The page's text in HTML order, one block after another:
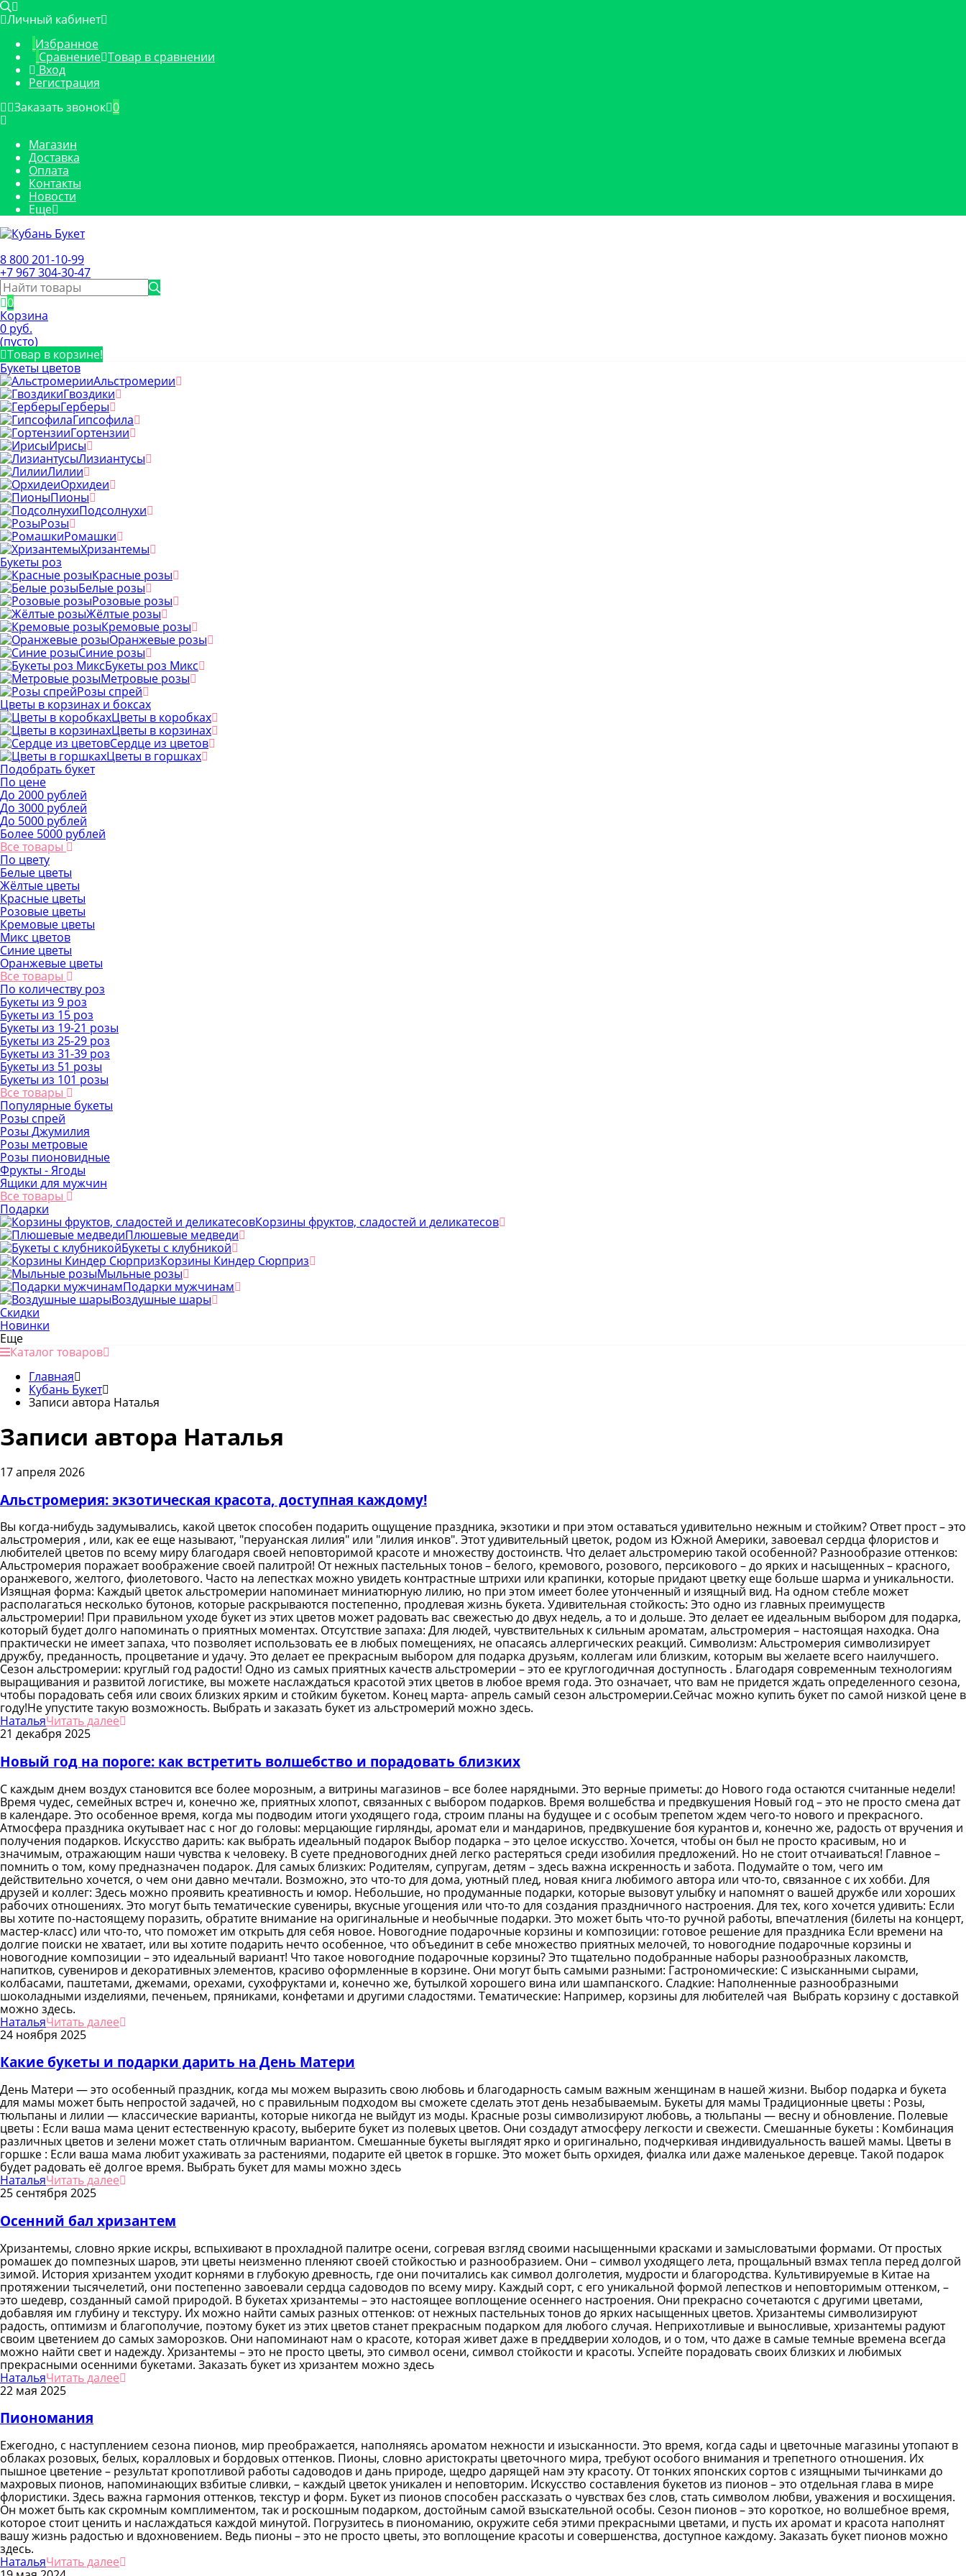
Личный кабинет
Избранное
Сравнение Товар в сравнении
Вход
Регистрация
Заказать звонок 0
Магазин
Доставка
Оплата
Контакты
Новости
Еще
8 800 201-10-99
+7 967 304-30-47
0
Корзина
0 руб.
(пусто)
Товар в корзине!
Букеты цветов
Альстромерии
Гвоздики
Герберы
Гипсофила
Гортензии
Ирисы
Лизиантусы
Лилии
Орхидеи
Пионы
Подсолнухи
Розы
Ромашки
Хризантемы
Букеты роз
Красные розы
Белые розы
Розовые розы
Жёлтые розы
Кремовые розы
Оранжевые розы
Синие розы
Букеты роз Микс
Метровые розы
Розы спрей
Цветы в корзинах и боксах
Цветы в коробках
Цветы в корзинах
Сердце из цветов
Цветы в горшках
Подобрать букет
По цене
До 2000 рублей
До 3000 рублей
До 5000 рублей
Более 5000 рублей
Все товары
По цвету
Белые цветы
Жёлтые цветы
Красные цветы
Розовые цветы
Кремовые цветы
Микс цветов
Синие цветы
Оранжевые цветы
Все товары
По количеству роз
Букеты из 9 роз
Букеты из 15 роз
Букеты из 19-21 розы
Букеты из 25-29 роз
Букеты из 31-39 роз
Букеты из 51 розы
Букеты из 101 розы
Все товары
Популярные букеты
Розы спрей
Розы Джумилия
Розы метровые
Розы пионовидные
Фрукты - Ягоды
Ящики для мужчин
Все товары
Подарки
Корзины фруктов, сладостей и деликатесов
Плюшевые медведи
Букеты с клубникой
Корзины Киндер Сюрприз
Мыльные розы
Подарки мужчинам
Воздушные шары
Скидки
Новинки
Еще
Каталог товаров
Главная
Кубань Букет
Записи автора Наталья
Записи автора Наталья
17 апреля 2026
Альстромерия: экзотическая красота, доступная каждому!
Вы когда-нибудь задумывались, какой цветок способен подарить ощущение праздника, экзотики и при этом оставаться удивительно нежным и стойким? Ответ прост – это
альстромерия , или, как ее еще называют, "перуанская лилия" или "лилия инков". Этот удивительный цветок, родом из Южной Америки, завоевал сердца флористов и
любителей цветов по всему миру благодаря своей неповторимой красоте и множеству достоинств. Что делает альстромерию такой особенной? Разнообразие оттенков:
Альстромерия поражает воображение своей палитрой! От нежных пастельных тонов – белого, кремового, розового, персикового – до ярких и насыщенных – красного,
оранжевого, желтого, фиолетового. Часто на лепестках можно увидеть контрастные штрихи или крапинки, которые придают цветку еще больше шарма и уникальности.
Изящная форма: Каждый цветок альстромерии напоминает миниатюрную лилию, но при этом имеет более утонченный и изящный вид. На одном стебле может
располагаться несколько бутонов, которые раскрываются постепенно, продлевая жизнь букета. Удивительная стойкость: Это одно из главных преимуществ
альстромерии! При правильном уходе букет из этих цветов может радовать вас свежестью до двух недель, а то и дольше. Это делает ее идеальным выбором для подарка,
который будет долго напоминать о приятных моментах. Отсутствие запаха: Для людей, чувствительных к сильным ароматам, альстромерия – настоящая находка. Она
практически не имеет запаха, что позволяет использовать ее в любых помещениях, не опасаясь аллергических реакций. Символизм: Альстромерия символизирует
дружбу, преданность, процветание и удачу. Это делает ее прекрасным выбором для подарка друзьям, коллегам или близким, которым вы желаете всего наилучшего.
Сезон альстромерии: круглый год радости! Одно из самых приятных качеств альстромерии – это ее круглогодичная доступность . Благодаря современным технологиям
выращивания и развитой логистике, вы можете наслаждаться красотой этих цветов в любое время года. Это означает, что вам не придется ждать определенного сезона,
чтобы порадовать себя или своих близких ярким и стойким букетом. Конец марта- апрель самый сезон альстромерии.Сейчас можно купить букет по самой низкой цене в
году!Не упустите такую возможность. Выбрать и заказать букет из альстромерий можно здесь.
НатальяЧитать далее
21 декабря 2025
Новый год на пороге: как встретить волшебство и порадовать близких
С каждым днем воздух становится все более морозным, а витрины магазинов – все более нарядными. Это верные приметы: до Нового года остаются считанные недели!
Время чудес, семейных встреч и, конечно же, приятных хлопот, связанных с выбором подарков. Время волшебства и предвкушения Новый год – это не просто смена дат
в календаре. Это особенное время, когда мы подводим итоги уходящего года, строим планы на будущее и с особым трепетом ждем чего-то нового и прекрасного.
Атмосфера праздника окутывает нас с ног до головы: мерцающие гирлянды, аромат ели и мандаринов, предвкушение боя курантов и, конечно же, радость от вручения и
получения подарков. Искусство дарить: как выбрать идеальный подарок Выбор подарка – это целое искусство. Хочется, чтобы он был не просто красивым, но и
значимым, отражающим наши чувства к человеку. В суете предновогодних дней легко растеряться среди изобилия предложений. Но не стоит отчаиваться! Главное –
помнить о том, кому предназначен подарок. Для самых близких: Родителям, супругам, детям – здесь важна искренность и забота. Подумайте о том, чего им
действительно хочется, о чем они давно мечтали. Возможно, это что-то для дома, уютный плед, новая книга любимого автора или что-то, связанное с их хобби. Для
друзей и коллег: Здесь можно проявить креативность и юмор. Небольшие, но продуманные подарки, которые вызовут улыбку и напомнят о вашей дружбе или хороших
рабочих отношениях. Это могут быть тематические сувениры, вкусные угощения или что-то для создания праздничного настроения. Для тех, кого хочется удивить: Если
вы хотите по-настоящему поразить, обратите внимание на оригинальные и необычные подарки. Это может быть что-то ручной работы, впечатления (билеты на концерт,
мастер-класс) или что-то, что поможет им открыть для себя новое. Новогодние подарочные корзины и композиции: готовое решение для праздника Если времени на
долгие поиски не хватает, или вы хотите подарить нечто особенное, что объединит в себе множество приятных мелочей, то новогодние подарочные корзины и
новогодние композиции – это идеальный вариант! Что такое новогодние подарочные корзины? Это тщательно подобранные наборы разнообразных лакомств,
напитков, сувениров и декоративных элементов, красиво оформленные в корзине. Они могут быть самыми разными: Гастрономические: С изысканными сырами,
колбасами, паштетами, джемами, орехами, сухофруктами и, конечно же, бутылкой хорошего вина или шампанского. Сладкие: Наполненные разнообразными
шоколадными изделиями, печеньем, пряниками, конфетами и другими сладостями. Тематические: Например, корзины для любителей чая Выбрать корзину с доставкой
можно здесь.
НатальяЧитать далее
24 ноября 2025
Какие букеты и подарки дарить на День Матери
День Матери — это особенный праздник, когда мы можем выразить свою любовь и благодарность самым важным женщинам в нашей жизни. Выбор подарка и букета
для мамы может быть непростой задачей, но с правильным подходом вы сможете сделать этот день незабываемым. Букеты для мамы Традиционные цветы : Розы,
тюльпаны и лилии — классические варианты, которые никогда не выйдут из моды. Красные розы символизируют любовь, а тюльпаны — весну и обновление. Полевые
цветы : Если ваша мама ценит естественную красоту, выберите букет из полевых цветов. Они создадут атмосферу легкости и свежести. Смешанные букеты : Комбинация
различных цветов и зелени может стать отличным вариантом. Смешанные букеты выглядят ярко и оригинально, подчеркивая индивидуальность вашей мамы. Цветы в
горшке : Если ваша мама любит ухаживать за растениями, подарите ей цветок в горшке. Это может быть орхидея, фиалка или даже маленькое деревце. Такой подарок
будет радовать её долгое время. Выбрать букет для мамы можно здесь
НатальяЧитать далее
25 сентября 2025
Осенний бал хризантем
Хризантемы, словно яркие искры, вспыхивают в прохладной палитре осени, согревая взгляд своими насыщенными красками и замысловатыми формами. От простых
ромашек до помпезных шаров, эти цветы неизменно пленяют своей стойкостью и разнообразием. Они – символ уходящего лета, прощальный взмах тепла перед долгой
зимой. История хризантем уходит корнями в глубокую древность, где они почитались как символ долголетия, мудрости и благородства. Культивируемые в Китае на
протяжении тысячелетий, они постепенно завоевали сердца садоводов по всему миру. Каждый сорт, с его уникальной формой лепестков и неповторимым оттенком, –
это шедевр, созданный самой природой. В букетах хризантемы – это настоящее воплощение осеннего настроения. Они прекрасно сочетаются с другими цветами,
добавляя им глубину и текстуру. Их можно найти самых разных оттенков: от нежных пастельных тонов до ярких насыщенных цветов. Хризантемы символизируют
радость, оптимизм и благополучие, поэтому букет из этих цветов станет прекрасным подарком для любого случая. Неприхотливые и выносливые, хризантемы радуют
своим цветением до самых заморозков. Они напоминают нам о красоте, которая живет даже в преддверии холодов, и о том, что даже в самые темные времена всегда
можно найти свет и надежду. Хризантемы – это не просто цветы, это символ осени, символ стойкости и красоты. Успейте порадовать своих близких и любимых
прекрасными осенними букетами. Заказать букет из хризантем можно здесь
НатальяЧитать далее
22 мая 2025
Пиономания
Ежегодно, с наступлением сезона пионов, мир преображается, наполняясь ароматом нежности и изысканности. Это время, когда сады и цветочные магазины утопают в
облаках розовых, белых, коралловых и бордовых оттенков. Пионы, словно аристократы цветочного мира, требуют особого внимания и трепетного отношения. Их
пышное цветение – результат кропотливой работы садоводов и дань природе, щедро дарящей нам эту красоту. От тонких японских сортов с изящными тычинками до
махровых пионов, напоминающих взбитые сливки, – каждый цветок уникален и неповторим. Искусство составления букетов из пионов – это отдельная глава в мире
флористики. Здесь важна гармония оттенков, текстур и форм. Букет из пионов способен рассказать о чувствах без слов, стать символом любви, уважения и восхищения.
Он может быть как скромным комплиментом, так и роскошным подарком, достойным самой взыскательной особы. Сезон пионов – это короткое, но волшебное время,
которое стоит ценить и наслаждаться каждой минутой. Погрузитесь в пиономанию, окружите себя этими прекрасными цветами, и пусть их аромат и красота наполнят
вашу жизнь радостью и вдохновением. Ведь пионы – это не просто цветы, это воплощение красоты и совершенства, доступное каждому. Заказать букет пионов можно
здесь.
НатальяЧитать далее